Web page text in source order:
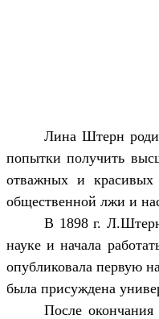
Лина Штерн
попытки получить
отважных и красивых
общественной лжи и
В 1898 г.
науке и начала
опубликовала первую
была присуждена
После